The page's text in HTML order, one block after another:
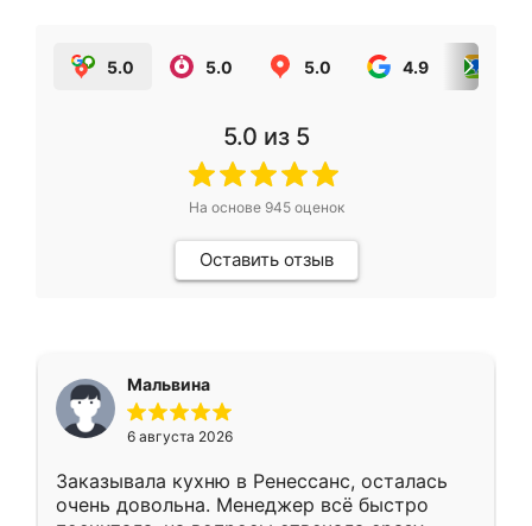
5.0 5.0 5.0 4.9
5.0 из 5
На основе 945оценок
Оставить отзыв
Мальвина
6 августа 2026
Заказывала кухню в Ренессанс, осталась
очень довольна. Менеджер всё быстро